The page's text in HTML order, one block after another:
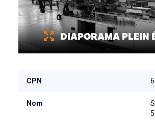
CPN
Nom
DIAPORAMA PLEIN